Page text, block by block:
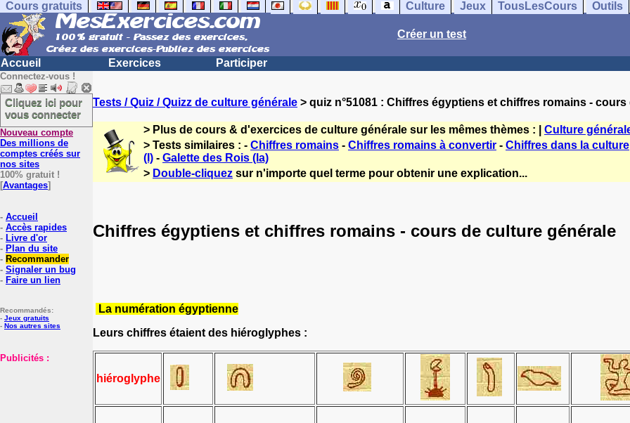
Cours gratuits Culture Jeux TousLesCours Outils
Créer un test
Accueil Exercices Participer
Connectez-vous !
Cliquez ici pour
vous connecter
Nouveau compte
Des millions de
comptes créés sur
nos sites
100% gratuit !
[Avantages]
- Accueil
- Accès rapides
- Livre d'or
- Plan du site
- Recommander
- Signaler un bug
- Faire un lien
Recommandés:
- Jeux gratuits
- Nos autres sites
Publicités :
Tests / Quiz / Quizz de culture générale > quiz n°51081 : Chiffres égyptiens et chiffres romains -
> Plus de cours & d'exercices de culture générale sur les mêmes thèmes : | Culture
> Tests similaires : - Chiffres romains - Chiffres romains à convertir - Chiffres dans la culture
(I) - Galette des Rois (la)
> Double-cliquez sur n'importe quel terme pour obtenir une explication...
Chiffres égyptiens et chiffres romains - cours de culture générale
La numération égyptienne
Leurs chiffres étaient des hiéroglyphes :
hiéroglyphe